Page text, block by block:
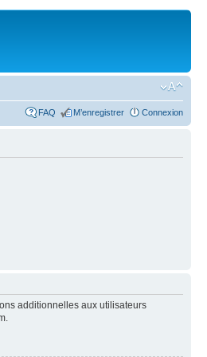
FAQ M’enregistrer Connexion
additionnelles aux utilisateurs